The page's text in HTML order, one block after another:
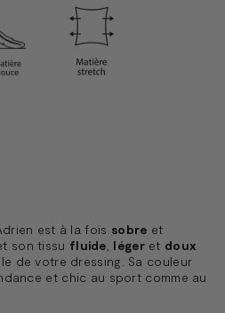
est à la fois sobre et
son tissu fluide, légeret doux
de votre dressing. Sa couleur
et chic au sport comme au